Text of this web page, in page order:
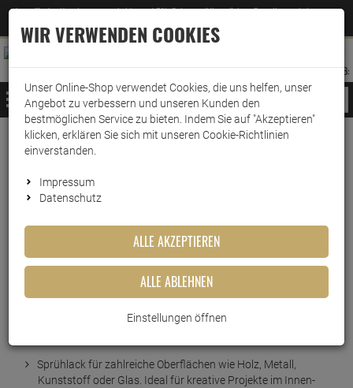
Jetzt für den Newsletter entscheiden und 5% Rabatt auf Ihre nächste Bestellung erhalten
–Zum Newsletter
ANMELDEN
AUFKLAPPEN
MERKZETTEL
WARENKORB:
MENÜ
Weiter einkaufen www.wark24.de Leben & Wohnen
Baumarkt
Sprays & Marker
edding Permanent Spray
pastellgelb 200 ml
Artikel-Nummer:10012797
Sprühlack für zahlreiche Oberflächen wie Holz, Metall,
Kunststoff oder Glas. Ideal für kreative Projekte im Innen-
WIR VERWENDEN COOKIES
Unser Online-Shop verwendet Cookies, die uns helfen, unser
Angebot zu verbessern und unseren Kunden den
bestmöglichen Service zu bieten. Indem Sie auf "Akzeptieren"
klicken, erklären Sie sich mit unseren Cookie-Richtlinien
einverstanden.
Impressum
Datenschutz
ALLE AKZEPTIEREN
ALLE ABLEHNEN
Einstellungen öffnen